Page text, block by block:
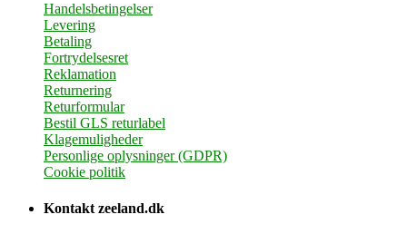
Handelsbetingelser
Levering
Betaling
Fortrydelsesret
Reklamation
Returnering
Returformular
Bestil GLS returlabel
Klagemuligheder
Personlige oplysninger (GDPR)
Cookie politik
Kontakt zeeland.dk